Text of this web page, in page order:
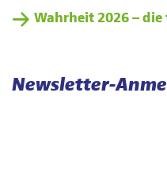
Wahrheit 2026 –
Newsletter-